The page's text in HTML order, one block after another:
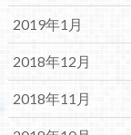
2019年1月
2018年12月
2018年11月